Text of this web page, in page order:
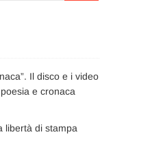
Il disco e i video
e cronaca
libertà di stampa